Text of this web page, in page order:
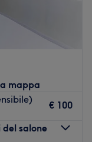
mappa
€ 100
salone